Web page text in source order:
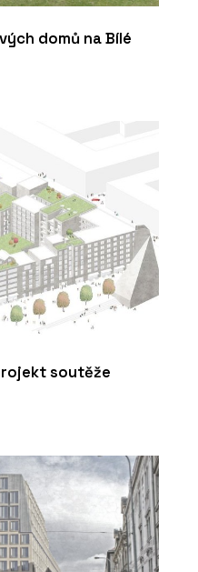
domů na Bílé
soutěže